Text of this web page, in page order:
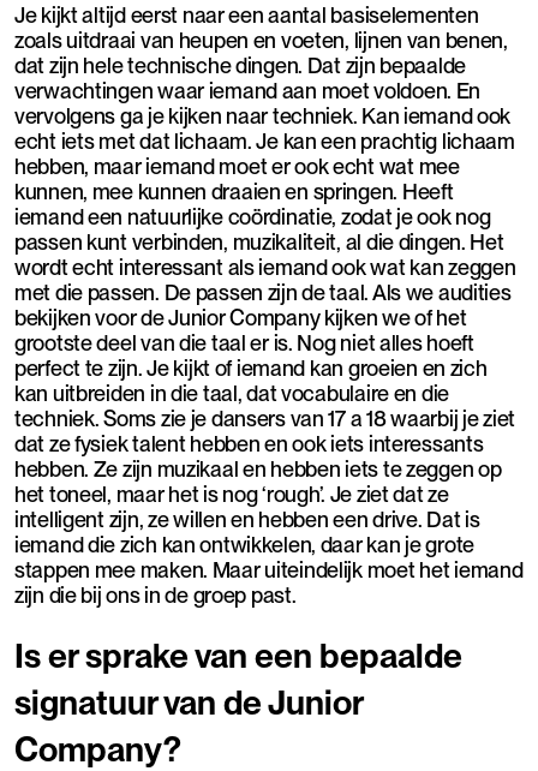
Je kijkt altijd eerst naar een aantal basiselementen
zoals uitdraai van heupen en voeten, lijnen van benen,
dat zijn hele technische dingen. Dat zijn bepaalde
verwachtingen waar iemand aan moet voldoen. En
vervolgens ga je kijken naar techniek. Kan iemand ook
echt iets met dat lichaam. Je kan een prachtig lichaam
hebben, maar iemand moet er ook echt wat mee
kunnen, mee kunnen draaien en springen. Heeft
iemand een natuurlijke coördinatie, zodat je ook nog
passen kunt verbinden, muzikaliteit, al die dingen. Het
wordt echt interessant als iemand ook wat kan zeggen
met die passen. De passen zijn de taal. Als we audities
bekijken voor de Junior Company kijken we of het
grootste deel van die taal er is. Nog niet alles hoeft
perfect te zijn. Je kijkt of iemand kan groeien en zich
kan uitbreiden in die taal, dat vocabulaire en die
techniek. Soms zie je dansers van 17 a 18 waarbij je ziet
dat ze fysiek talent hebben en ook iets interessants
hebben. Ze zijn muzikaal en hebben iets te zeggen op
het toneel, maar het is nog ‘rough’. Je ziet dat ze
intelligent zijn, ze willen en hebben een drive. Dat is
iemand die zich kan ontwikkelen, daar kan je grote
stappen mee maken. Maar uiteindelijk moet het iemand
zijn die bij ons in de groep past.
Is er sprake van een bepaalde
signatuur van de Junior
Company?